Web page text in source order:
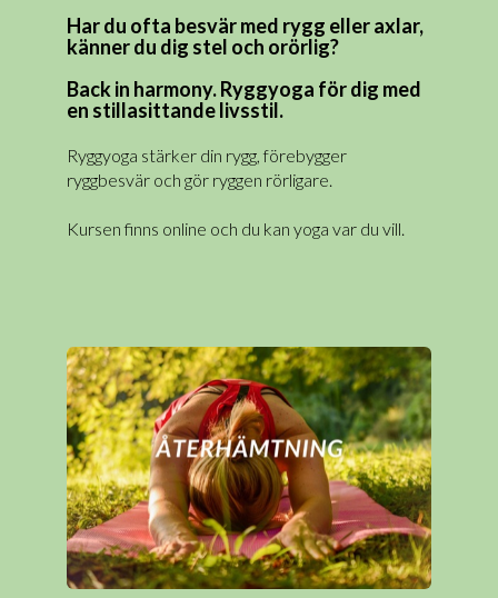
Har du ofta besvär med rygg eller axlar,
känner du dig stel och orörlig?
Back in harmony. Ryggyoga för dig med
en stillasittande livsstil.
Ryggyoga stärker din rygg, förebygger
ryggbesvär och gör ryggen rörligare.
Kursen finns online och du kan yoga var du vill.